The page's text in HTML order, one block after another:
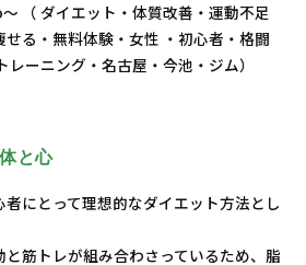
（ ダイエット・体質改善・運動不足
る・無料体験・女性 ・初心者・格闘
ーニング・名古屋・今池・ジム）
と心
にとって理想的なダイエット方法とし
筋トレが組み合わさっているため、脂